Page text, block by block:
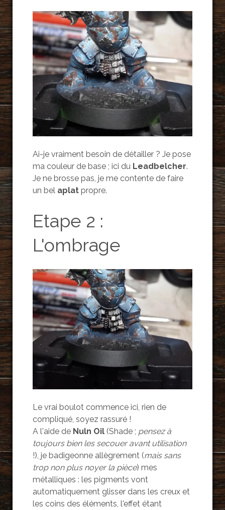
Ai-je vraiment besoin de détailler ? Je pose
ma couleur de base ; ici du Leadbelcher.
Je ne brosse pas, je me contente de faire
un bel aplatpropre.
Etape 2 :
L'ombrage
Le vrai boulot commence ici, rien de
compliqué, soyez rassuré !
A l'aide de Nuln Oil(Shade ; pensez à
toujours bien les secouer avant utilisation
!), je badigeonne allègrement (mais sans
trop non plus noyer la pièce) mes
métalliques : les pigments vont
automatiquement glisser dans les creux et
les coins des éléments, l'effet étant